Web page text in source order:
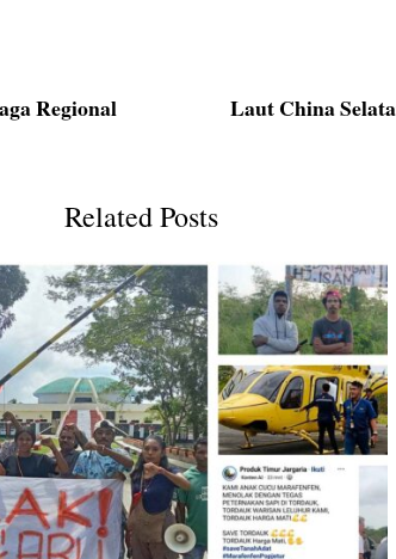
Regional
Laut China
Related Posts